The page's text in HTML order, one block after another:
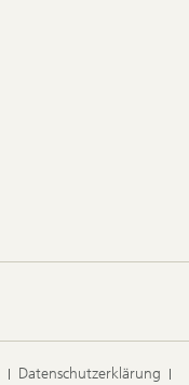
Datenschutzerklärung